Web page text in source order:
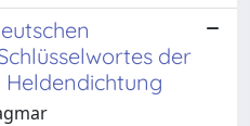
der